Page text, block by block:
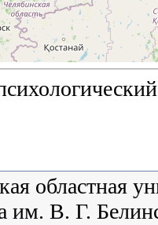
областная
им. В. Г.